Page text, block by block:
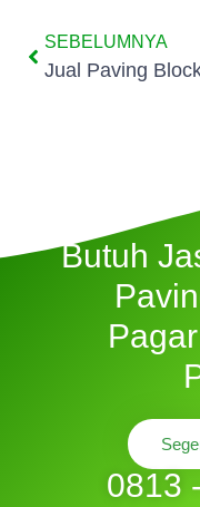
SEBELUMNYA
Butuh
0813